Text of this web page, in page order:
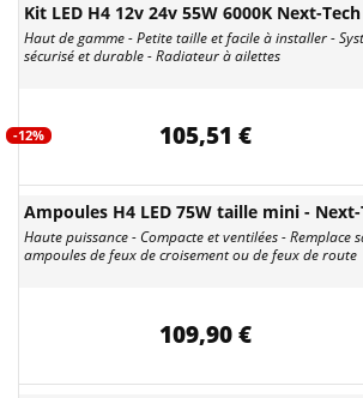
Kit LED H4 12v 24v 55W 6000K Next-Tech
Haut de gamme - Petite taille et facile à installer -
sécurisé et durable - Radiateur à ailettes
-12% 105,51 €
Ampoules H4 LED 75W taille mini - Next-
Haute puissance - Compacte et ventilées - Remplace
ampoules de feux de croisement ou de feux de route
109,90 €